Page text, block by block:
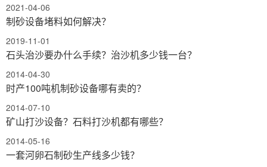
2021-04-06
制砂设备堵料如何解决？
2019-11-01
石头治沙要办什么手续？治沙机多少钱一台？
2014-04-30
时产100吨机制砂设备哪有卖的？
2014-07-10
矿山打沙设备？石料打沙机都有哪些？
2014-05-16
一套河卵石制砂生产线多少钱？